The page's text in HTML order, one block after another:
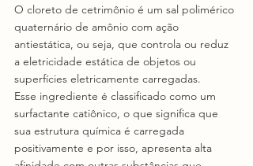
O cloreto de cetrimônio é um sal polimérico
quaternário de amônio com ação
antiestática, ou seja, que controla ou reduz
a eletricidade estática de objetos ou
superfícies eletricamente carregadas.
Esse ingrediente é classificado como um
surfactante catiônico, o que significa que
sua estrutura química é carregada
positivamente e por isso, apresenta alta